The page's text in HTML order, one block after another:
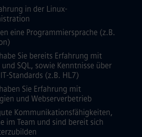
in der Linux-
eine Programmiersprache (z.B.
Sie bereits Erfahrung mit
SQL, sowie Kenntnisse über
Standards (z.B. HL7)
Sie Erfahrung mit
und Webserverbetrieb
Kommunikationsfähigkeiten,
im Team und sind bereit sich